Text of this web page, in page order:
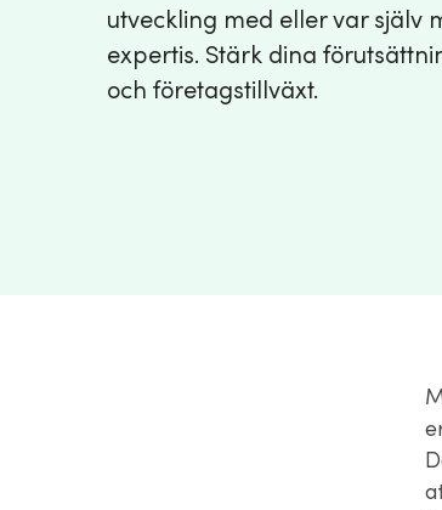
utveckling med eller var själv
expertis. Stärk dina
och företagstillväxt.